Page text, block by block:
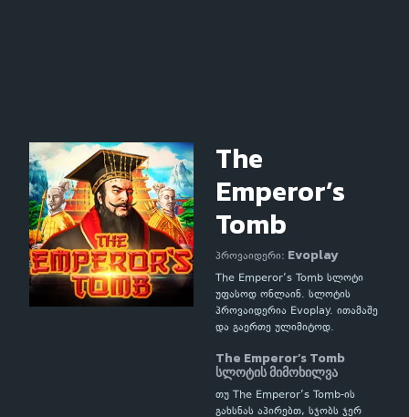
The
Emperor’s
Tomb
პროვაიდერი: Evoplay
The Emperor’s Tomb სლოტი
უფასოდ ონლაინ. სლოტის
პროვაიდერია Evoplay. ითამაშე
და გაერთე ულიმიტოდ.
The Emperor’s Tomb
სლოტის მიმოხილვა
თუ The Emperor’s Tomb-ის
გახსნას აპირებთ, სჯობს ჯერ